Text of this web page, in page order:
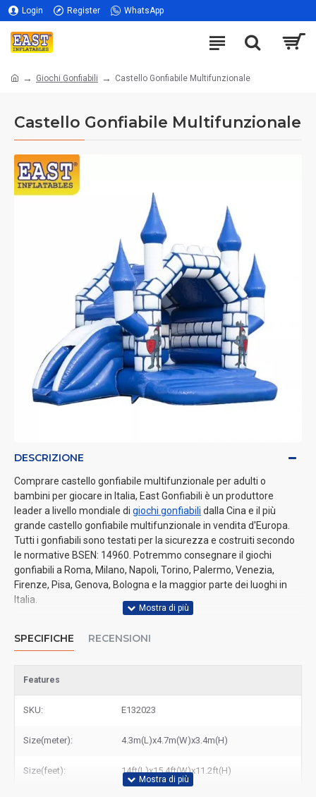
Login Register WhatsApp
Giochi Gonfiabili Castello Gonfiabile Multifunzionale
Castello Gonfiabile Multifunzionale
DESCRIZIONE
Comprare castello gonfiabile multifunzionale per adulti o
bambini per giocare in Italia, East Gonfiabili è un produttore
leader a livello mondiale di giochi gonfiabili dalla Cina e il più
grande castello gonfiabile multifunzionale in vendita d'Europa.
Tutti i gonfiabili sono testati per la sicurezza e costruiti secondo
le normative BSEN: 14960. Potremmo consegnare il giochi
gonfiabili a Roma, Milano, Napoli, Torino, Palermo, Venezia,
Firenze, Pisa, Genova, Bologna e la maggior parte dei luoghi in
Italia.
SPECIFICHE RECENSIONI
Features
SKU: E132023
Size(meter): 4.3m(L)x4.7m(W)x3.4m(H)
Size(feet): 14ft(L)x15.4ft(W)x11.2ft(H)